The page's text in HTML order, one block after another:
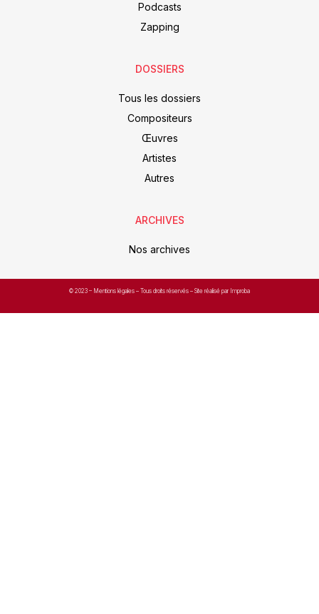
Podcasts
Zapping
DOSSIERS
Tous les dossiers
Compositeurs
Œuvres
Artistes
Autres
ARCHIVES
Nos archives
© 2023 – Mentions légales – Tous droits réservés – Site réalisé par Improba